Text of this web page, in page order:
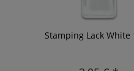
Stamping Lack White